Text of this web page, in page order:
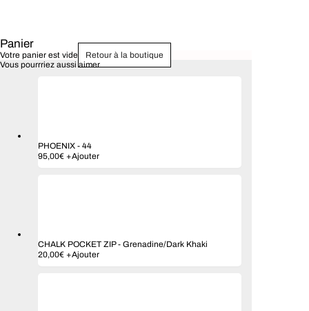
Les
options
Panier
Votre panier est vide
Retour à la boutique
Vous pourrriez aussi aimer
PHOENIX - 44
95,00€ +Ajouter
CHALK POCKET ZIP- Grenadine/Dark Khaki
20,00€ +Ajouter